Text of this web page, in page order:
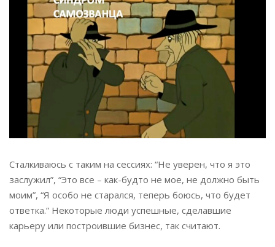
Сталкиваюсь с таким на сессиях: “Не уверен, что я это
заслужил”, “Это все – как-будто не мое, не должно быть
моим”, “Я особо не старался, теперь боюсь, что будет
ответка.” Некоторые люди успешные, сделавшие
карьеру или построившие бизнес, так считают.